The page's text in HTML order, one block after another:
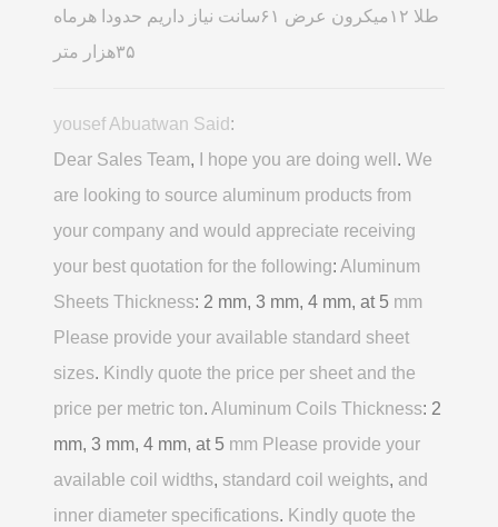
طلا ۱۲میکرون عرض ۶۱سانت نیاز داریم حدودا هرماه
۳۵هزار متر
yousef Abuatwan Said :
Dear Sales Team, I hope you are doing well . We
are looking to source aluminum products from
your company and would appreciate receiving
your best quotation for the following: Aluminum
Sheets Thickness: 2 mm, 3 mm, 4 mm, at 5 mm
Please provide your available standard sheet
sizes. Kindly quote the price per sheet and the
price per metric ton. Aluminum Coils Thickness: 2
mm, 3 mm, 4 mm, at 5 mm Please provide your
available coil widths, standard coil weights, and
inner diameter specifications. Kindly quote the